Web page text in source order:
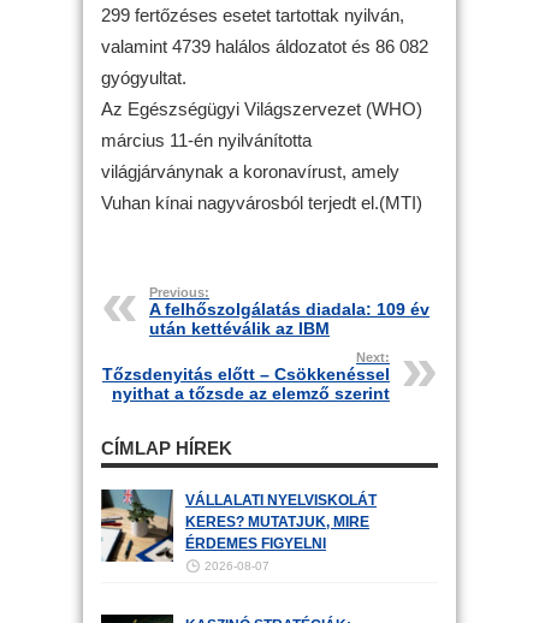
299 fertőzéses esetet tartottak nyilván,
valamint 4739 halálos áldozatot és 86 082
gyógyultat.
Az Egészségügyi Világszervezet (WHO)
március 11-én nyilvánította
világjárványnak a koronavírust, amely
Vuhan kínai nagyvárosból terjedt el.(MTI)
Previous:
A felhőszolgálatás diadala: 109 év
után kettéválik az IBM
Next:
Tőzsdenyitás előtt – Csökkenéssel
nyithat a tőzsde az elemző szerint
CÍMLAP HÍREK
VÁLLALATI NYELVISKOLÁT
KERES? MUTATJUK, MIRE
ÉRDEMES FIGYELNI
2026-08-07